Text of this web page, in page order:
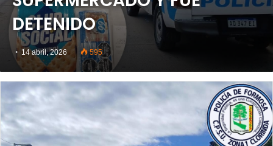
DETENIDO
14 abril, 2026 595